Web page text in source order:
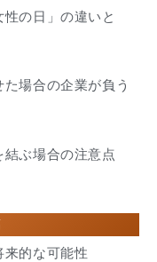
性の日」の違いと
場合の企業が負う
ぶ場合の注意点
来的な可能性